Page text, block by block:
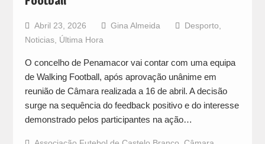
Abril 23, 2026 Gina Almeida Desporto
Noticias, Última Hora
O concelho de Penamacor vai contar com uma equipa
de Walking Football, após aprovação unânime em
reunião de Câmara realizada a 16 de abril. A decisão
surge na sequência do feedback positivo e do interesse
demonstrado pelos participantes na ação…